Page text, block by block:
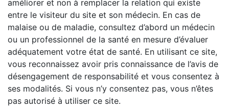
améliorer et non à remplacer la relation qui existe
entre le visiteur du site et son médecin. En cas de
malaise ou de maladie, consultez d’abord un médecin
ou un professionnel de la santé en mesure d’évaluer
adéquatement votre état de santé. En utilisant ce site,
vous reconnaissez avoir pris connaissance de l’avis de
désengagement de responsabilité et vous consentez à
ses modalités. Si vous n’y consentez pas, vous n’êtes
pas autorisé à utiliser ce site.